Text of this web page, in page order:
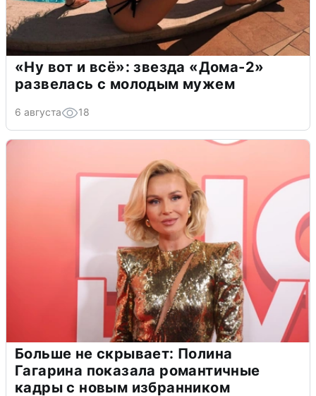
«Ну вот и всё»: звезда «Дома-2»
развелась с молодым мужем
6 августа 18
Больше не скрывает: Полина
Гагарина показала романтичные
кадры с новым избранником